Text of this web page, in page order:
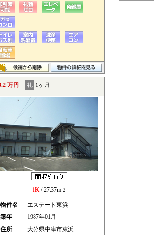
万円 礼 1ヶ月
1K/ 27.37m 2
物件名
エステート東浜
築年
1987年01月
住所
大分県中津市東浜